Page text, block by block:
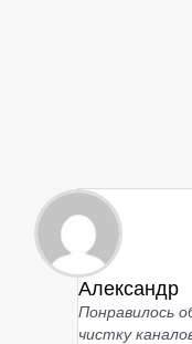
Александр
Понравилось
чистку